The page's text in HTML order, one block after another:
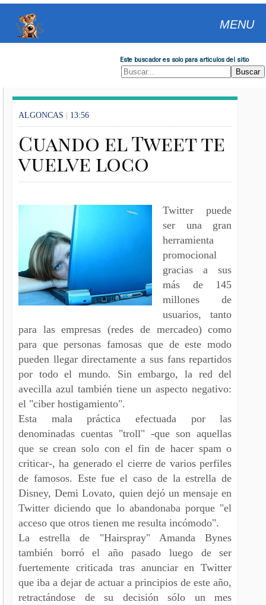
MENU
Este buscador es solo para articulos del sitio
ALGONCAS | 13:56
Cuando el Tweet te
vuelve loco
Twitter puede
ser una gran
herramienta
promocional
gracias a sus
más de 145
millones de
usuarios, tanto
para las empresas (redes de mercadeo) como
para que personas famosas que de este modo
pueden llegar directamente a sus fans repartidos
por todo el mundo. Sin embargo, la red del
avecilla azul también tiene un aspecto negativo:
el "ciber hostigamiento".
Esta mala práctica efectuada por las
denominadas cuentas "troll" -que son aquellas
que se crean solo con el fin de hacer spam o
criticar-, ha generado el cierre de varios perfiles
de famosos. Este fue el caso de la estrella de
Disney, Demi Lovato, quien dejó un mensaje en
Twitter diciendo que lo abandonaba porque "el
acceso que otros tienen me resulta incómodo".
La estrella de "Hairspray" Amanda Bynes
también borró el año pasado luego de ser
fuertemente criticada tras anunciar en Twitter
que iba a dejar de actuar a principios de este año,
retractándose de su decisión sólo un mes